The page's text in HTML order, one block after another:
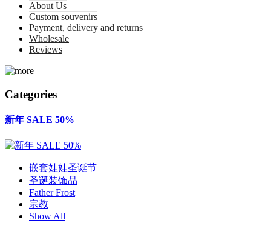
About Us
Custom souvenirs
Payment, delivery and returns
Wholesale
Reviews
Categories
新年 SALE 50%
嵌套娃娃圣诞节
圣诞装饰品
Father Frost
宗教
Show All